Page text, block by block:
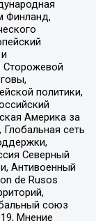
Финланд,
политики,
Америка за
сеть
Северный
Антивоенный
de Rusos
союз
Мнение